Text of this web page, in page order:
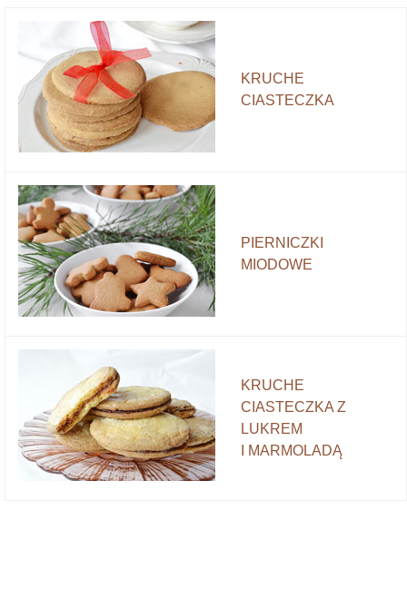
KRUCHE
CIASTECZKA
PIERNICZKI
MIODOWE
KRUCHE
CIASTECZKA Z
LUKREM
I MARMOLADĄ